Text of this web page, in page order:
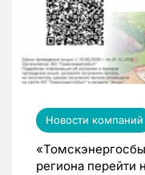
Новости компаний
региона перейти